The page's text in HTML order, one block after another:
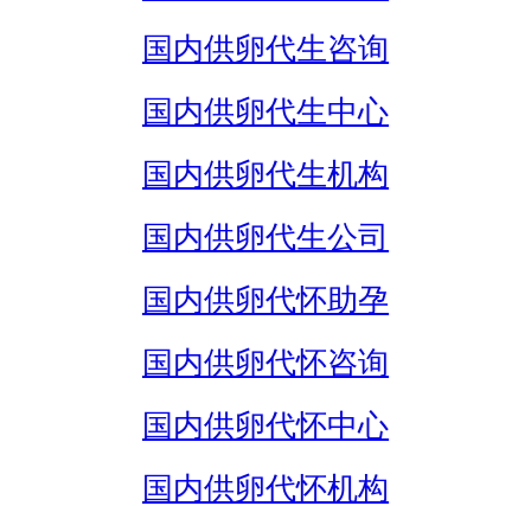
国内供卵代生咨询
国内供卵代生中心
国内供卵代生机构
国内供卵代生公司
国内供卵代怀助孕
国内供卵代怀咨询
国内供卵代怀中心
国内供卵代怀机构